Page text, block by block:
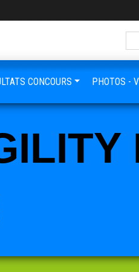
CONCOURS PHOTOS -